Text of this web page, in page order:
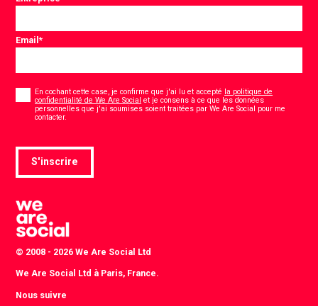
Email*
En cochant cette case, je confirme que j'ai lu et accepté la politique de
confidentialité de We Are Social et je consens à ce que les données
personnelles que j'ai soumises soient traitées par We Are Social pour me
contacter.
S'inscrire
© 2008 - 2026 We Are Social Ltd
We Are Social Ltd à Paris, France.
Nous suivre